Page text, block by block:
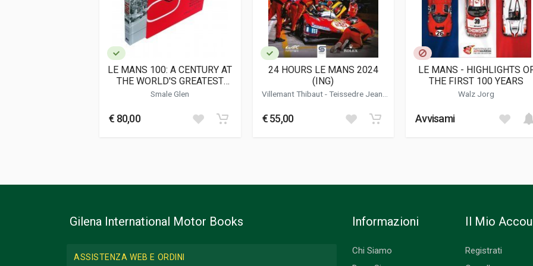
Informazioni aggiuntive
Genere o Collana Storico; Corse
LE MANS 100: A CENTURY AT
THE WORLD'S GREATEST
ENDURANCE
Smale Glen
€ 80,00
24 HOURS LE MANS 2024
(ING)
Villemant Thibaut-Teissedre Jean-
€ 55,00
LE MANS - HIGHLIGHTS
THE FIRST 100 YEARS
Walz Jorg
Avvisami
Gilena International Motor Books
ASSISTENZA WEB E ORDINI
Informazioni
Chi Siamo
Il Mio
Registrati